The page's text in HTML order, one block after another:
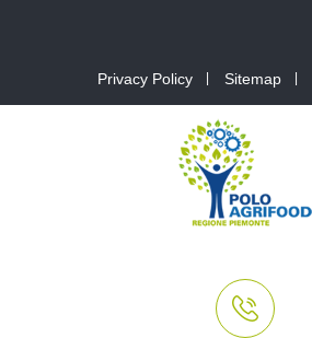
Privacy Policy Sitemap